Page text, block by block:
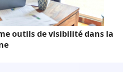
outils de visibilité dans la